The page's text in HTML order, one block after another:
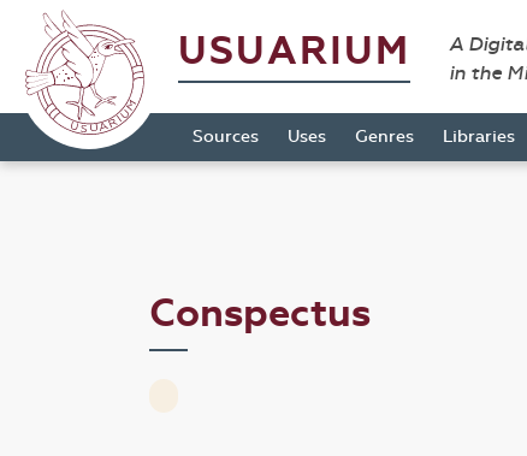
USUARIUM
A
in the
Sources Uses Genres Libraries
Conspectus